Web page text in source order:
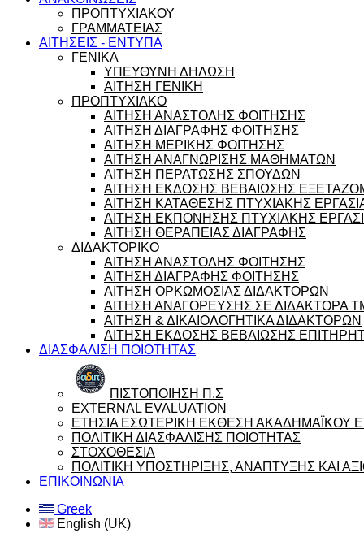
ΠΡΟΠΤΥΧΙΑΚΟΥ
ΓΡΑΜΜΑΤΕΙΑΣ
ΑΙΤΗΣΕΙΣ - ΕΝΤΥΠΑ
ΓΕΝΙΚΑ
ΥΠΕΥΘΥΝΗ ΔΗΛΩΣΗ
ΑΙΤΗΣΗ ΓΕΝΙΚΗ
ΠΡΟΠΤΥΧΙΑΚΟ
ΑΙΤΗΣΗ ΑΝΑΣΤΟΛΗΣ ΦΟΙΤΗΣΗΣ
ΑΙΤΗΣΗ ΔΙΑΓΡΑΦΗΣ ΦΟΙΤΗΣΗΣ
ΑΙΤΗΣΗ ΜΕΡΙΚΗΣ ΦΟΙΤΗΣΗΣ
ΑΙΤΗΣΗ ΑΝΑΓΝΩΡΙΣΗΣ ΜΑΘΗΜΑΤΩΝ
ΑΙΤΗΣΗ ΠΕΡΑΤΩΣΗΣ ΣΠΟΥΔΩΝ
ΑΙΤΗΣΗ ΕΚΔΟΣΗΣ ΒΕΒΑΙΩΣΗΣ
ΑΙΤΗΣΗ ΚΑΤΑΘΕΣΗΣ ΠΤΥΧΙΑΚΗΣ
ΑΙΤΗΣΗ ΕΚΠΟΝΗΣΗΣ ΠΤΥΧΙΑΚΗΣ
ΑΙΤΗΣΗ ΘΕΡΑΠΕΙΑΣ ΔΙΑΓΡΑΦΗΣ
ΔΙΔΑΚΤΟΡΙΚΟ
ΑΙΤΗΣΗ ΑΝΑΣΤΟΛΗΣ ΦΟΙΤΗΣΗΣ
ΑΙΤΗΣΗ ΔΙΑΓΡΑΦΗΣ ΦΟΙΤΗΣΗΣ
ΑΙΤΗΣΗ ΟΡΚΩΜΟΣΙΑΣ ΔΙΔΑΚΤΟΡΩΝ
ΑΙΤΗΣΗ ΑΝΑΓΟΡΕΥΣΗΣ ΣΕ ΔΙΔΑΚΤΟΡΑ
ΑΙΤΗΣΗ & ΔΙΚΑΙΟΛΟΓΗΤΙΚΑ ΔΙΔΑΚΤΟΡΩΝ
ΑΙΤΗΣΗ ΕΚΔΟΣΗΣ ΒΕΒΑΙΩΣΗΣ
ΔΙΑΣΦΑΛΙΣΗ ΠΟΙΟΤΗΤΑΣ
ΠΙΣΤΟΠΟΙΗΣΗ Π.Σ
EXTERNAL EVALUATION
ΕΤΗΣΙΑ ΕΣΩΤΕΡΙΚΗ ΕΚΘΕΣΗ ΑΚΑΔΗΜΑΪΚΟΥ
ΠΟΛΙΤΙΚΗ ΔΙΑΣΦΑΛΙΣΗΣ ΠΟΙΟΤΗΤΑΣ
ΣΤΟΧΟΘΕΣΙΑ
ΠΟΛΙΤΙΚΗ ΥΠΟΣΤΗΡΙΞΗΣ, ΑΝΑΠΤΥΞΗΣ ΚΑΙ
ΕΠΙΚΟΙΝΩΝΙΑ
Greek
English (UK)